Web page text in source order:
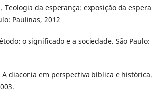
Teologia da esperança: exposição da
Paulinas, 2012.
o significado e a sociedade. São Paulo:
A diaconia em perspectiva bíblica e